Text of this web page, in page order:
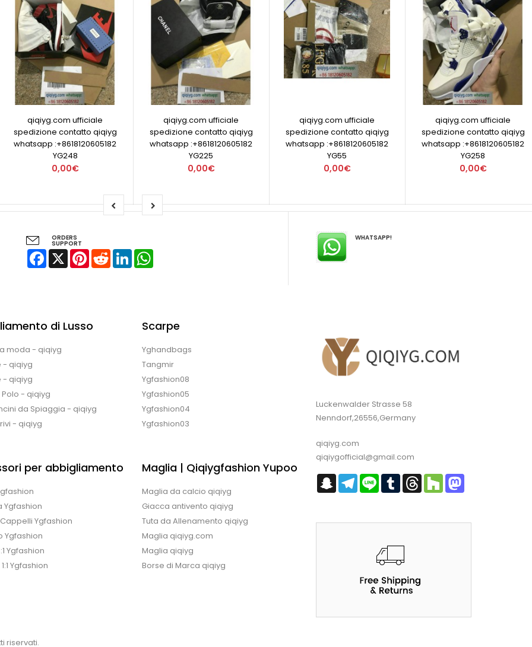
qiqiyg.com ufficiale
spedizione contatto qiqiyg
whatsapp :+8618120605182
YG248
0,00€
qiqiyg.com ufficiale
spedizione contatto qiqiyg
whatsapp :+8618120605182
YG225
0,00€
qiqiyg.com ufficiale
spedizione contatto qiqiyg
whatsapp :+8618120605182
YG55
0,00€
qiqiyg.com ufficiale
spedizione contatto qiqiyg
whatsapp :+8618120605182
YG258
0,00€
ORDERS
SUPPORT
Facebook
X PinterestRedditLinkedIn
WHATSAPP!
di Lusso
moda - qiqiyg
- qiqiyg
- qiqiyg
- qiqiyg
da Spiaggia - qiqiyg
- qiqiyg
per abbigliamento
Ygfashion
Ygfashion
Ygfashion
Ygfashion
Ygfashion
Scarpe
Yghandbags
Tangmir
Ygfashion08
Ygfashion05
Ygfashion04
Ygfashion03
Maglia | Qiqiygfashion Yupoo
Maglia da calcio qiqiyg
Giacca antivento qiqiyg
Tuta da Allenamento qiqiyg
Maglia qiqiyg.com
Maglia qiqiyg
Borse di Marca qiqiyg
Luckenwalder Strasse 58
Nenndorf,26556,Germany
qiqiyg.com
qiqiygofficial@gmail.com
SnapchatTelegram
Line TumblrThreadsHouzzMastodon
riservati.